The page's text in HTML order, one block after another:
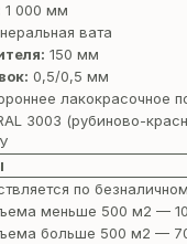
1 000 мм
вата
150 мм
0,5/0,5 мм
лакокрасочное
3003 (рубиново-
по
меньше 500 м2 —
больше 500 м2 —